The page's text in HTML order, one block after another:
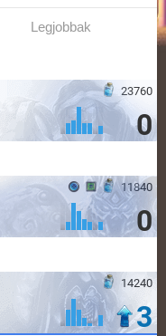
Legjobbak
23760
0
11840
0
14240
3